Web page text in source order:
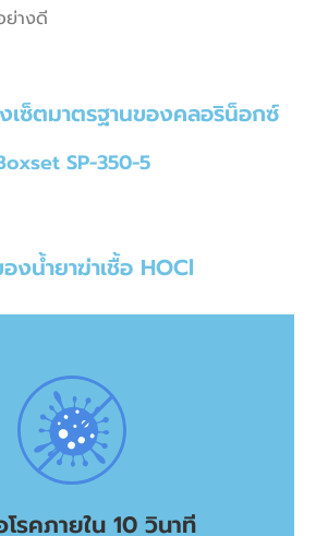
ย่างดี
ซ็ตมาตรฐานของคลอริน็อกซ์
SP-350-5
งน้ำยาฆ่าเชื้อ HOCl
โรคภายใน 10 วินาที
โรคภายใน 10 วินาที
กห้องปฏิบัติการว่าสามารถฆ่าเชื้อโรคได้
100%